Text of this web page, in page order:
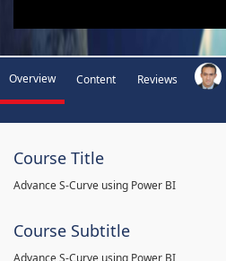
Overview Content Reviews
Course Title
Advance S-Curve using Power BI
Course Subtitle
Advance S-Curve using Power BI